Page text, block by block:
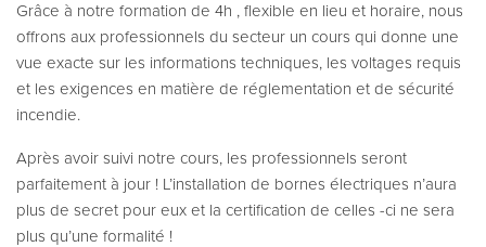
Grâce à notre formation de 4h , flexible en lieu et horaire, nous
offrons aux professionnels du secteur un cours qui donne une
vue exacte sur les informations techniques, les voltages requis
et les exigences en matière de réglementation et de sécurité
incendie.
Après avoir suivi notre cours, les professionnels seront
parfaitement à jour ! L’installation de bornes électriques n’aura
plus de secret pour eux et la certification de celles -ci ne sera
plus qu’une formalité !